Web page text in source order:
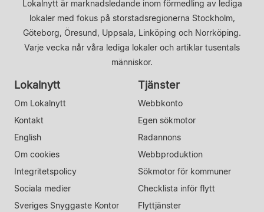
Lokalnytt är marknadsledande inom förmedling av lediga
lokaler med fokus på storstadsregionerna Stockholm,
Göteborg, Öresund, Uppsala, Linköping och Norrköping.
Varje vecka når våra lediga lokaler och artiklar tusentals
människor.
Lokalnytt
Om Lokalnytt
Kontakt
English
Om cookies
Integritetspolicy
Sociala medier
Sveriges Snyggaste Kontor
Tjänster
Webbkonto
Egen sökmotor
Radannons
Webbproduktion
Sökmotor för kommuner
Checklista inför flytt
Flyttjänster